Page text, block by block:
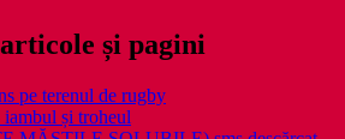
și pagini
pe terenul de rugby
și troheul